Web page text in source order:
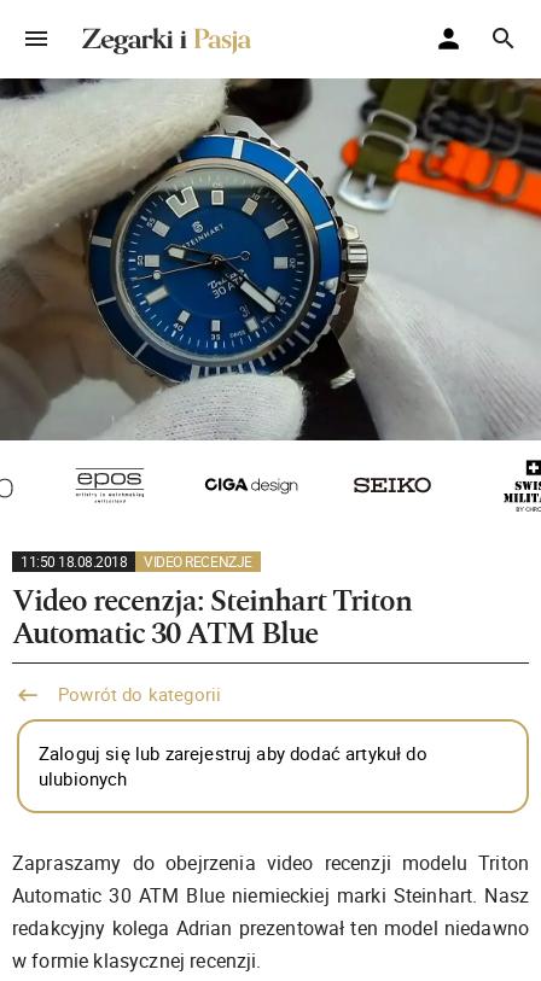
11:50 18.08.2018 VIDEO RECENZJE
Video recenzja: Steinhart Triton
Automatic 30 ATM Blue
Powrót do kategorii
Zaloguj się lub zarejestruj aby dodać artykuł do
ulubionych
Zapraszamy do obejrzenia video recenzji modelu Triton
Automatic 30 ATM Blue niemieckiej marki Steinhart. Nasz
redakcyjny kolega Adrian prezentował ten model niedawno
w formie klasycznej recenzji.